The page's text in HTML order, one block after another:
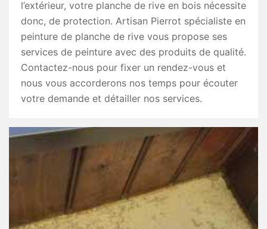
l’extérieur, votre planche de rive en bois nécessite
donc, de protection. Artisan Pierrot spécialiste en
peinture de planche de rive vous propose ses
services de peinture avec des produits de qualité.
Contactez-nous pour fixer un rendez-vous et
nous vous accorderons nos temps pour écouter
votre demande et détailler nos services.